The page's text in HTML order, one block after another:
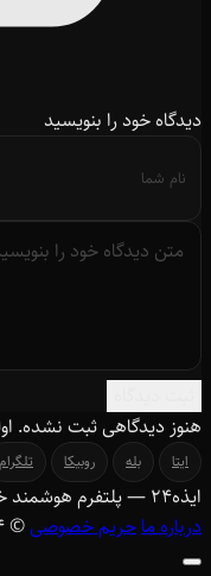
دیدگاه خود را بنویسید
هنوز دیدگاهی ثبت نشده.
ایتا بله روبیکا تلگرام
ایذه۲۴ — پلتفرم هوشمند
درباره ماحریم خصوصی© ۱۴۰۴–1405 تمامی حقوق محفوظ است